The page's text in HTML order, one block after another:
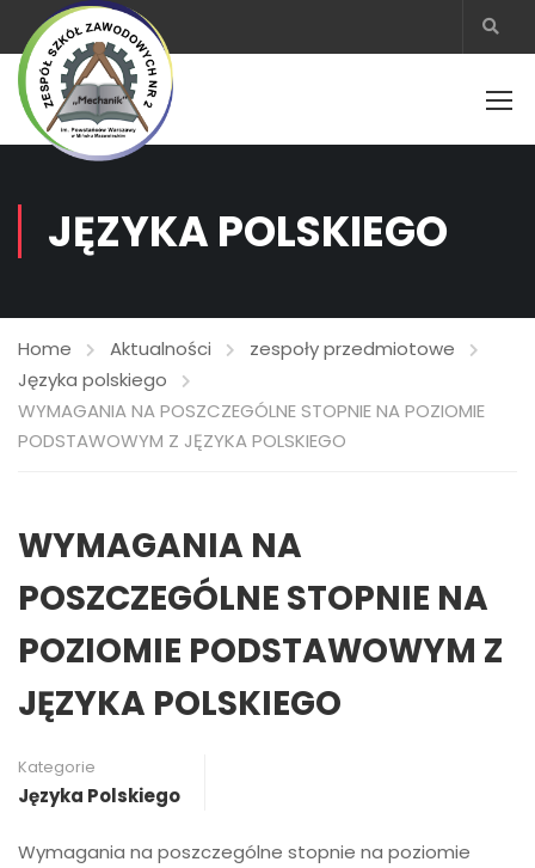
JĘZYKA POLSKIEGO
Home Aktualności
zespoły przedmiotowe
Języka polskiego
WYMAGANIA NA POSZCZEGÓLNE STOPNIE NA POZIOMIE
PODSTAWOWYM Z JĘZYKA POLSKIEGO
WYMAGANIA NA
POSZCZEGÓLNE STOPNIE NA
POZIOMIE PODSTAWOWYM Z
JĘZYKA POLSKIEGO
Kategorie
Języka Polskiego
Wymagania na poszczególne stopnie na poziomie